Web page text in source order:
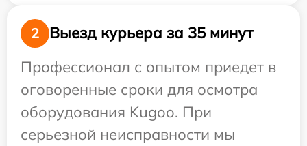
2
Выезд курьера за 35 минут
Профессионал с опытом приедет в
оговоренные сроки для осмотра
оборудования Kugoo. При
серьезной неисправности мы